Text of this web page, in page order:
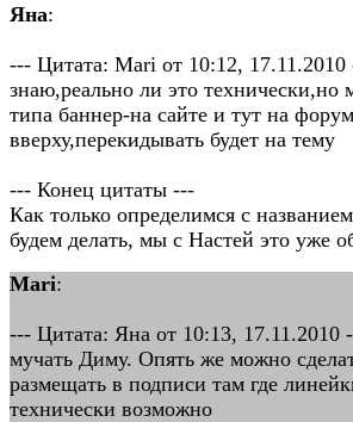
Яна:
--- Цитата: Mari от 10:12,
знаю,реально ли это технически,но
типа баннер-на сайте и тут на
вверху,перекидывать будет на тему
--- Конец цитаты ---
Как только определимся с
будем делать, мы с Настей это уже
Mari:
--- Цитата: Яна от 10:13,
мучать Диму. Опять же можно
размещать в подписи там где
технически возможно